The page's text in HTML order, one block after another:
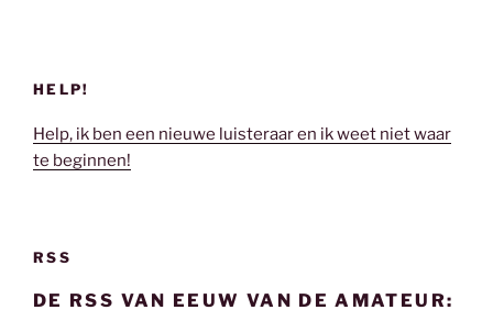
HELP!
Help, ik ben een nieuwe luisteraar en ik weet niet waar
te beginnen!
RSS
DE RSS VAN EEUW VAN DE AMATEUR: